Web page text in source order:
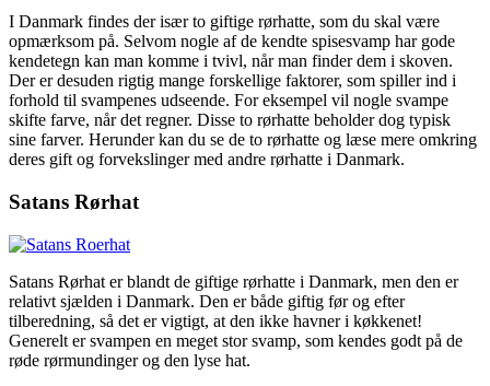
I Danmark findes der især to giftige rørhatte, som du skal være
opmærksom på. Selvom nogle af de kendte spisesvamp har gode
kendetegn kan man komme i tvivl, når man finder dem i skoven.
Der er desuden rigtig mange forskellige faktorer, som spiller ind i
forhold til svampenes udseende. For eksempel vil nogle svampe
skifte farve, når det regner. Disse to rørhatte beholder dog typisk
sine farver. Herunder kan du se de to rørhatte og læse mere omkring
deres gift og forvekslinger med andre rørhatte i Danmark.
Satans Rørhat
Satans Rørhat er blandt de giftige rørhatte i Danmark, men den er
relativt sjælden i Danmark. Den er både giftig før og efter
tilberedning, så det er vigtigt, at den ikke havner i køkkenet!
Generelt er svampen en meget stor svamp, som kendes godt på de
røde rørmundinger og den lyse hat.